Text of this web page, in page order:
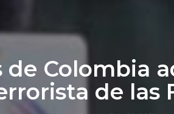
de Colombia
de las